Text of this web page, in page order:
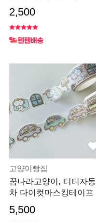
2,500
고양이빵집
꿈나라고양이, 티티자동
차 다이컷마스킹테이프
5,500